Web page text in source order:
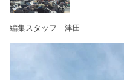
編集スタッフ 津田